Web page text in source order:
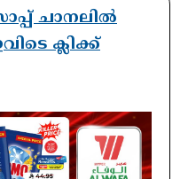
ചാനലിൽ
ക്ലിക്ക്